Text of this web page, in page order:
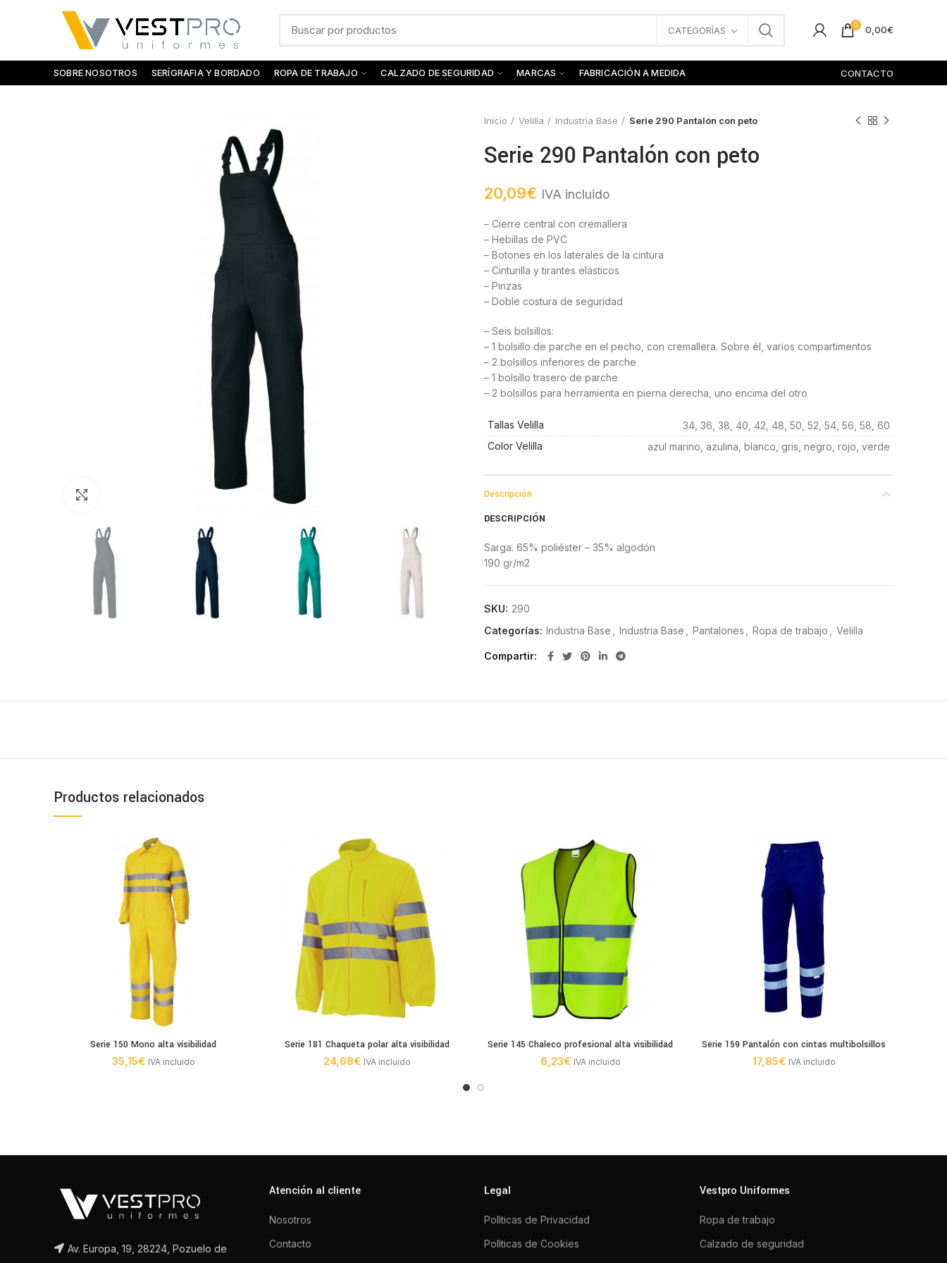
CATEGORÍAS 0 0,00€
SOBRE NOSOTROS SERÍGRAFIA Y BORDADO ROPA DE TRABAJO CALZADO DE SEGURIDAD MARCAS FABRICACIÓN A MEDIDA CONTACTO
Inicio Velilla Industria Base Serie 290 Pantalón con peto
Serie 290 Pantalón con peto
20,09€ IVA incluido
– Cierre central con cremallera
– Hebillas de PVC
– Botones en los laterales de la cintura
– Cinturilla y tirantes elásticos
– Pinzas
– Doble costura de seguridad
– Seis bolsillos:
– 1 bolsillo de parche en el pecho, con cremallera. Sobre él, varios compartimentos
– 2 bolsillos inferiores de parche
– 1 bolsillo trasero de parche
– 2 bolsillos para herramienta en pierna derecha, uno encima del otro
Tallas Velilla
34, 36, 38, 40, 42, 48, 50, 52, 54, 56, 58, 60
Color Velilla
azul marino, azulina, blanco, gris, negro, rojo, verde
Descripción
DESCRIPCIÓN
Sarga. 65% poliéster – 35% algodón
190 gr/m2
SKU: 290
Categorías: Industria Base Industria Base Pantalones Ropa de trabajo Velilla
Compartir
Productos relacionados
Serie 150 Mono alta visibilidad
35,15€ IVA incluido
Serie 181 Chaqueta polar alta visibilidad
24,68€ IVA incluido
Serie 145 Chaleco profesional alta visibilidad
6,23€ IVA incluido
Serie 159 Pantalón con cintas multibolsillos
17,85€ IVA incluido
Av. Europa, 19, 28224, Pozuelo de
Atención al cliente
Nosotros
Contacto
Legal
Polìticas de Privacidad
Polìticas de Cookies
Vestpro Uniformes
Ropa de trabajo
Calzado de seguridad